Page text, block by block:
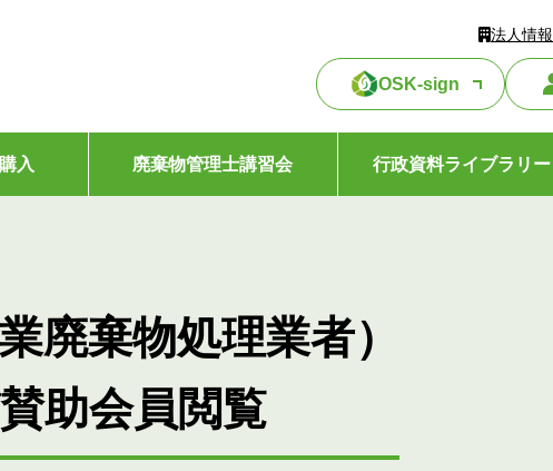
法人情報
OSK-sign
入 廃棄物管理士講習会 行政資料ライブラリー
廃棄物処理業者）
助会員閲覧